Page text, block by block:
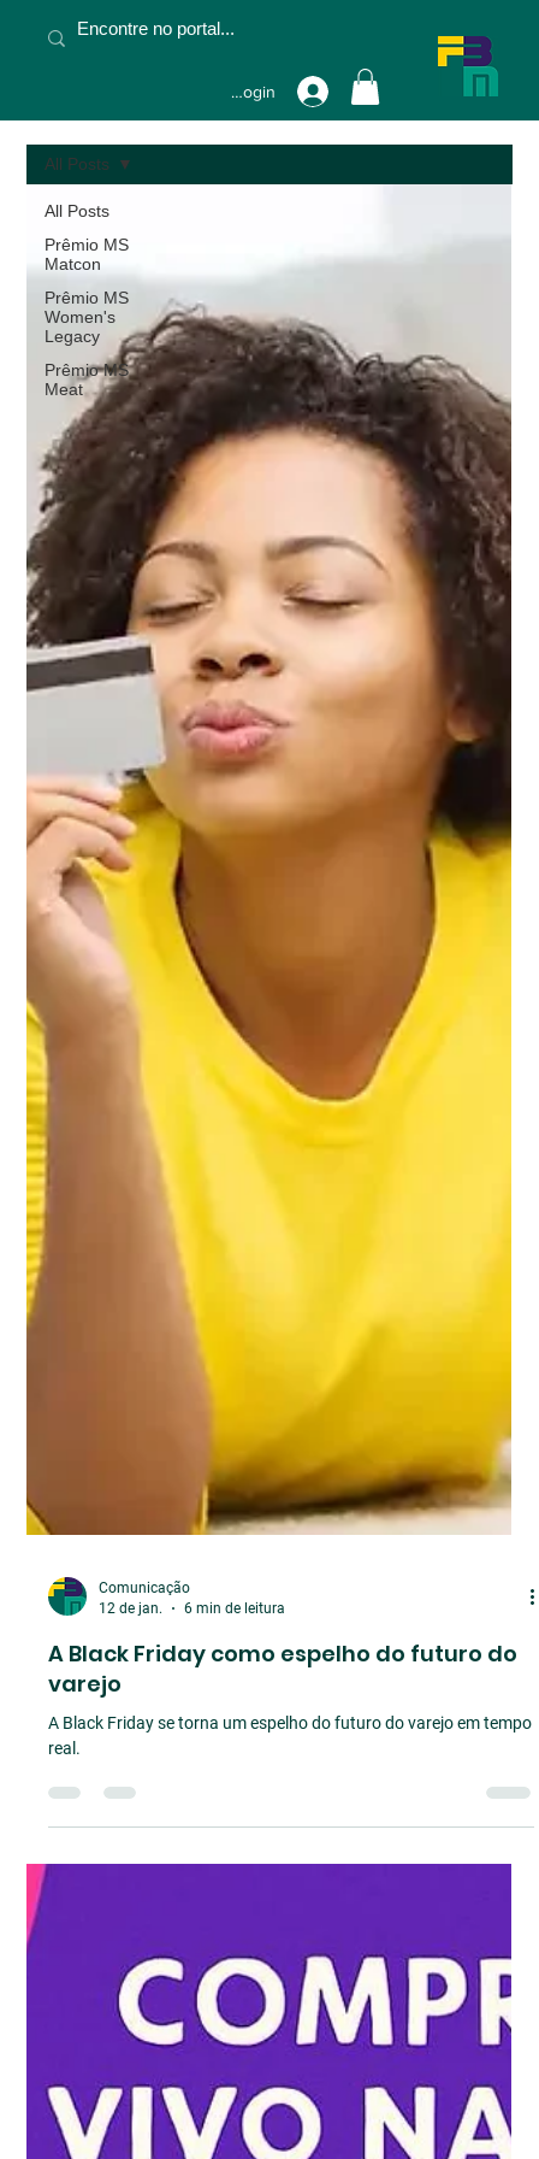
Fazer Login
All Posts
Prêmio MS
Matcon
Prêmio MS
Women's
Legacy
Prêmio MS
Meat
All Posts
12 de jan.
6 min de leitura
A Black Friday como espelho do futuro do
varejo
real.